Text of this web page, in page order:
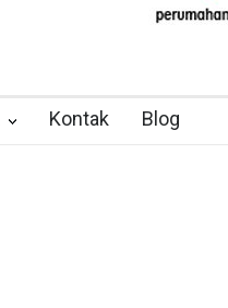
Kontak Blog